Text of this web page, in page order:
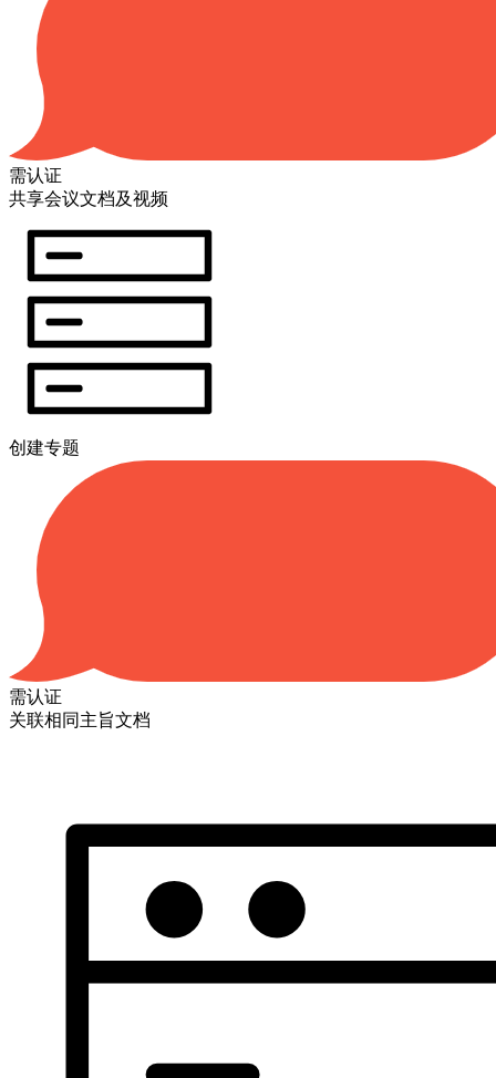
需认证
共享会议文档及视频
创建专题
需认证
关联相同主旨文档